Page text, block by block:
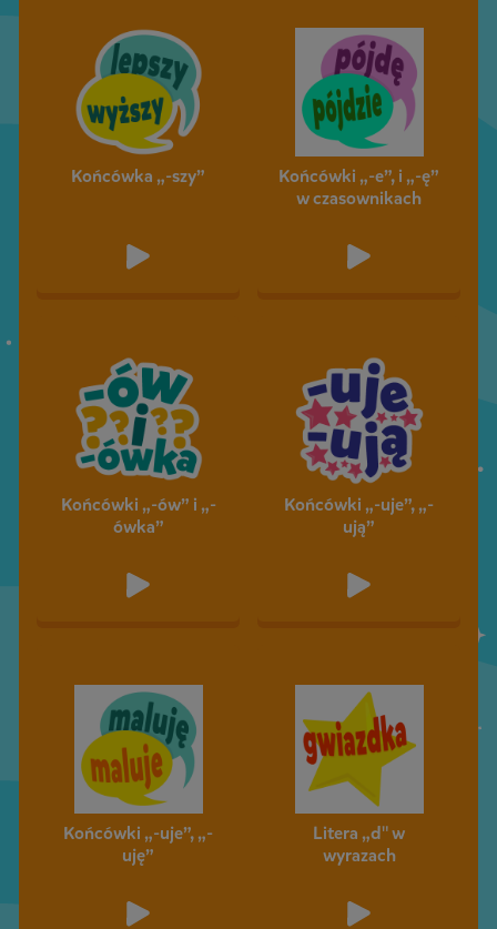
Końcówka „-szy”
Końcówki „-e”, i „-ę”
w czasownikach
Końcówki „-ów” i „-
ówka”
Końcówki „-uje”, „-
ują”
Końcówki „-uje”, „-
uję”
Litera „d" w
wyrazach